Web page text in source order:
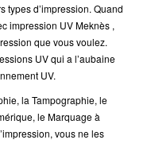
types d’impression. Quand
impression UV Meknès ,
que vous voulez.
UV qui a l’aubaine
UV.
la Tampographie, le
le Marquage à
vous ne les